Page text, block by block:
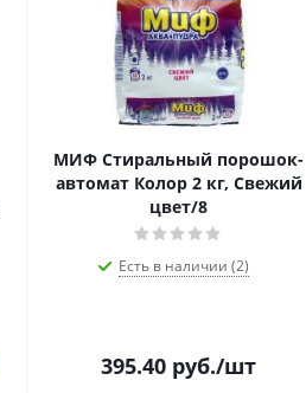
МИФ Стиральный порошок-
автомат Колор 2 кг, Свежий
цвет/8
Есть в наличии (2)
395.40 руб./шт